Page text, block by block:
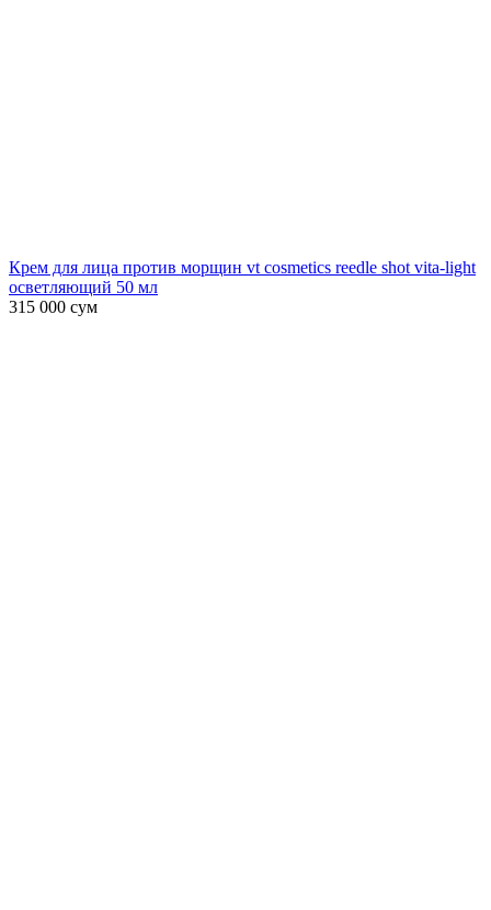
Крем для лица против морщин vt cosmetics reedle shot vita-light
осветляющий 50 мл
315 000 сум